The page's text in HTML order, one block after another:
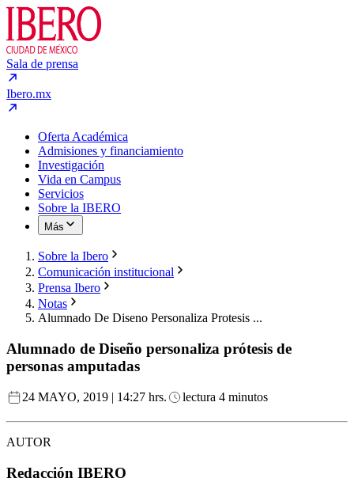
Sala de prensa
Ibero.mx
Oferta Académica
Admisiones y financiamiento
Investigación
Vida en Campus
Servicios
Sobre la IBERO
Más
Sobre la Ibero
Comunicación institucional
Prensa Ibero
Notas
Alumnado De Diseno Personaliza Protesis ...
Alumnado de Diseño personaliza prótesis de
personas amputadas
24 MAYO, 2019 | 14:27 hrs. lectura 4 minutos
AUTOR
Redacción IBERO